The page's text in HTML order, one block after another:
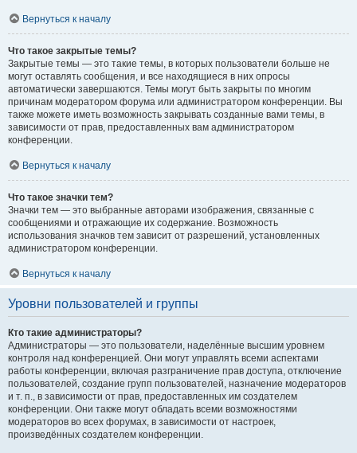
Вернуться к началу
Что такое закрытые темы?
Закрытые темы — это такие темы, в которых пользователи больше не
могут оставлять сообщения, и все находящиеся в них опросы
автоматически завершаются. Темы могут быть закрыты по многим
причинам модератором форума или администратором конференции. Вы
также можете иметь возможность закрывать созданные вами темы, в
зависимости от прав, предоставленных вам администратором
конференции.
Вернуться к началу
Что такое значки тем?
Значки тем — это выбранные авторами изображения, связанные с
сообщениями и отражающие их содержание. Возможность
использования значков тем зависит от разрешений, установленных
администратором конференции.
Вернуться к началу
Уровни пользователей и группы
Кто такие администраторы?
Администраторы — это пользователи, наделённые высшим уровнем
контроля над конференцией. Они могут управлять всеми аспектами
работы конференции, включая разграничение прав доступа, отключение
пользователей, создание групп пользователей, назначение модераторов
и т. п., в зависимости от прав, предоставленных им создателем
конференции. Они также могут обладать всеми возможностями
модераторов во всех форумах, в зависимости от настроек,
произведённых создателем конференции.